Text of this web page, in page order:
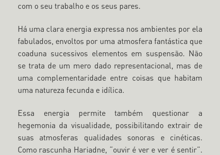
com o seu trabalho e os seus pares.
Há uma clara energia expressa nos ambientes por ela
fabulados, envoltos por uma atmosfera fantástica que
coaduna sucessivos elementos em suspensão. Não
se trata de um mero dado representacional, mas de
uma complementaridade entre coisas que habitam
uma natureza fecunda e idílica.
Essa energia permite também questionar a
hegemonia da visualidade, possibilitando extrair de
suas atmosferas qualidades sonoras e cinéticas.
Como rascunha Hariadne, “ouvir é ver e ver é sentir”.